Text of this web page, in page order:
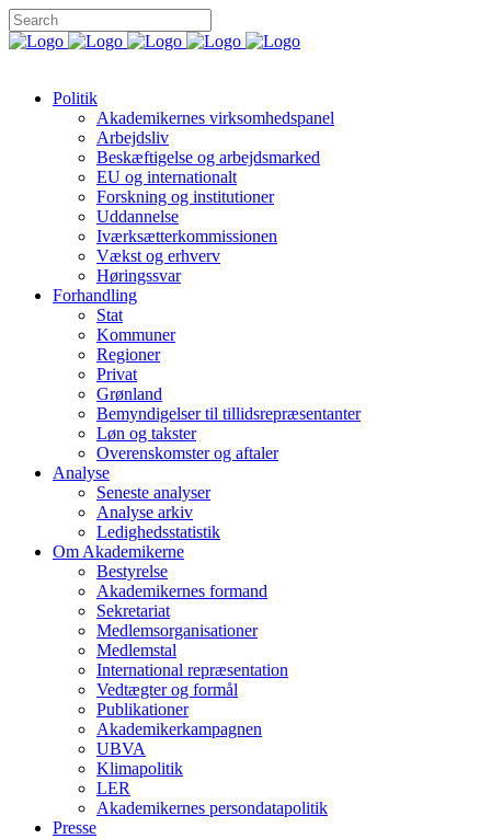
Politik
Akademikernes virksomhedspanel
Arbejdsliv
Beskæftigelse og arbejdsmarked
EU og internationalt
Forskning og institutioner
Uddannelse
Iværksætterkommissionen
Vækst og erhverv
Høringssvar
Forhandling
Stat
Kommuner
Regioner
Privat
Grønland
Bemyndigelser til tillidsrepræsentanter
Løn og takster
Overenskomster og aftaler
Analyse
Seneste analyser
Analyse arkiv
Ledighedsstatistik
Om Akademikerne
Bestyrelse
Akademikernes formand
Sekretariat
Medlemsorganisationer
Medlemstal
International repræsentation
Vedtægter og formål
Publikationer
Akademikerkampagnen
UBVA
Klimapolitik
LER
Akademikernes persondatapolitik
Presse